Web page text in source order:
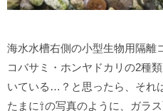
海水水槽右側の小型生物用隔離
コバサミ・ホンヤドカリの2種
いている…？と思ったら、それ
たまに⇧の写真のように、ガラ